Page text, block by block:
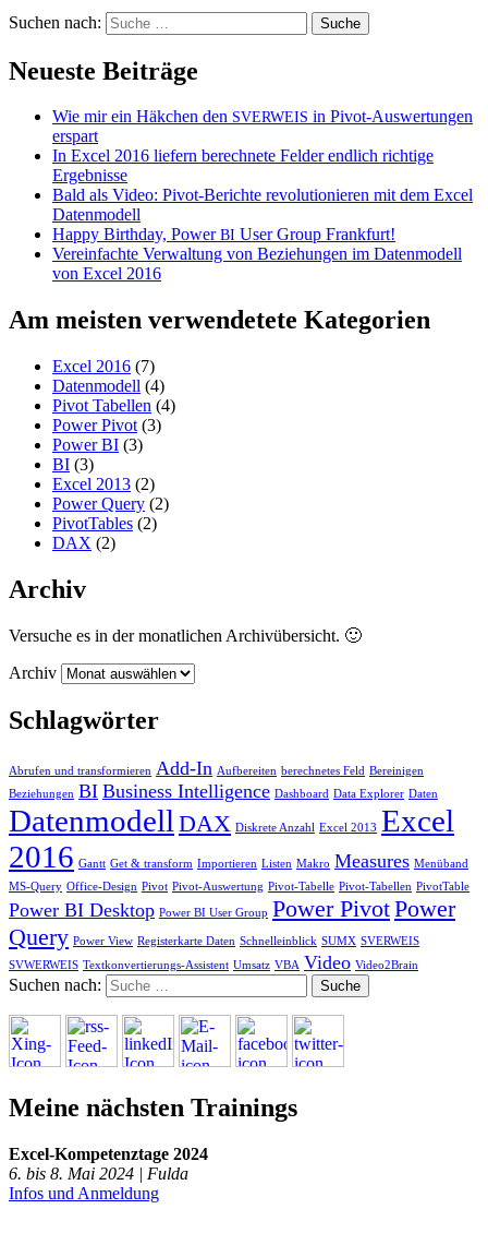
Suchen nach:
Neueste Beiträge
Wie mir ein Häkchen den SVERWEIS in Pivot-Auswertungen
erspart
In Excel 2016 liefern berechnete Felder endlich richtige
Ergebnisse
Bald als Video: Pivot-Berichte revolutionieren mit dem Excel
Datenmodell
Happy Birthday, PowerBI User Group Frankfurt!
Vereinfachte Verwaltung von Beziehungen im Datenmodell
von Excel 2016
Am meisten verwendetete Kategorien
Excel 2016 (7)
Datenmodell (4)
Pivot Tabellen (4)
Power Pivot (3)
Power BI (3)
BI (3)
Excel 2013 (2)
Power Query (2)
PivotTables (2)
DAX (2)
Archiv
Versuche es in der monatlichen Archivübersicht. 🙂
Archiv
Schlagwörter
Abrufen und transformieren Add-In Aufbereiten berechnetes Feld Bereinigen
Beziehungen BI Business Intelligence Dashboard Data Explorer Daten
Datenmodell DAX Diskrete Anzahl Excel 2013 Excel
2016 Gantt Get & transform Importieren Listen Makro Measures Menüband
MS-Query Office-Design Pivot Pivot-Auswertung Pivot-Tabelle Pivot-Tabellen PivotTable
Power BI Desktop Power BI User Group Power PivotPower
Query Power View Registerkarte Daten Schnelleinblick SUMX SVERWEIS
SVWERWEIS Textkonvertierungs-Assistent Umsatz VBA Video Video2Brain
Suchen nach:
Meine nächsten Trainings
Excel-Kompetenztage 2024
6. bis 8. Mai 2024 | Fulda
Infos und Anmeldung